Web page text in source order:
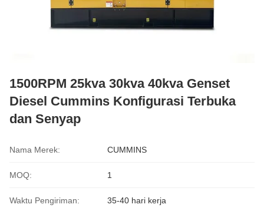
1500RPM 25kva 30kva 40kva Genset
Diesel Cummins Konfigurasi Terbuka
dan Senyap
Nama Merek: CUMMINS
MOQ: 1
Waktu Pengiriman: 35-40 hari kerja